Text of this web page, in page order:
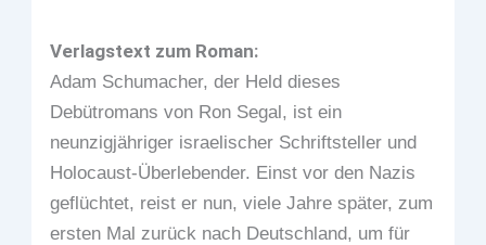
Verlagstext zum Roman:
Adam Schumacher, der Held dieses
Debütromans von Ron Segal, ist ein
neunzigjähriger israelischer Schriftsteller und
Holocaust-Überlebender. Einst vor den Nazis
geflüchtet, reist er nun, viele Jahre später, zum
ersten Mal zurück nach Deutschland, um für